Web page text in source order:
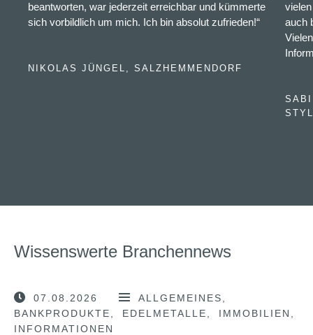
beantworten, war jederzeit erreichbar und kümmerte
sich vorbildlich um mich. Ich bin absolut zufrieden!“
NIKOLAS JÜNGEL, SALZHEMMENDORF
auch
Wissenswerte Branchennews
07.08.2026
ALLGEMEINES
BANKPRODUKTE
EDELMETALLE
IMMOBILIEN
INFORMATIONEN